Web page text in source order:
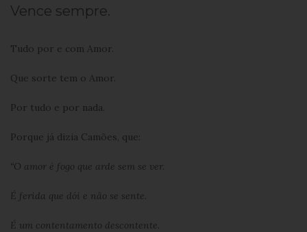
Vence sempre.
Tudo por e com Amor.
Que sorte tem o Amor.
Por tudo e por nada.
Porque já dizia Camões, que:
“O amor é fogo que arde sem se ver.
É ferida que dói e não se sente.
É um contentamento descontente.